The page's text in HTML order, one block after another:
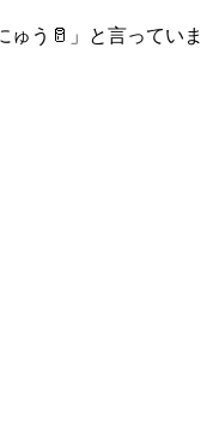
ゅう🥛」と言っていま